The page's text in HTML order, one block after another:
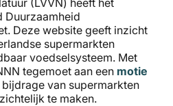
Duurzaamheid
Deze website geeft inzicht
supermarkten
voedselsysteem. Met
tegemoet aan een motie
van supermarkten
te maken.